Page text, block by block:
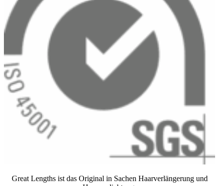
Great Lengths ist das Original in Sachen Haarverlängerung und